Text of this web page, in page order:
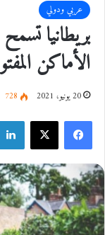
عربي ودولي
بريطانيا
الأماكن
20 يونيو، 2021 728
فيسبوك